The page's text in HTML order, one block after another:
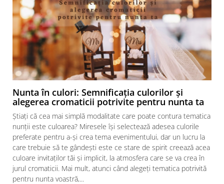
Nunta în culori: Semnificația culorilor și
alegerea cromaticii potrivite pentru nunta ta
Știați că cea mai simplă modalitate care poate contura tematica
nunții este culoarea? Miresele își selectează adesea culorile
preferate pentru a-și crea tema evenimentului, dar un lucru la
care trebuie să te gândești este ce stare de spirit creează acea
culoare invitaților tăi și implicit, la atmosfera care se va crea în
jurul cromaticii. Mai mult, atunci când alegeți tematica potrivită
pentru nunta voastră,...